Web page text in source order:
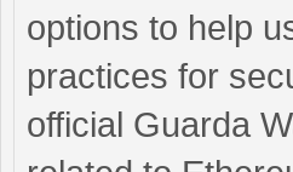
options to help
practices for
official Guarda